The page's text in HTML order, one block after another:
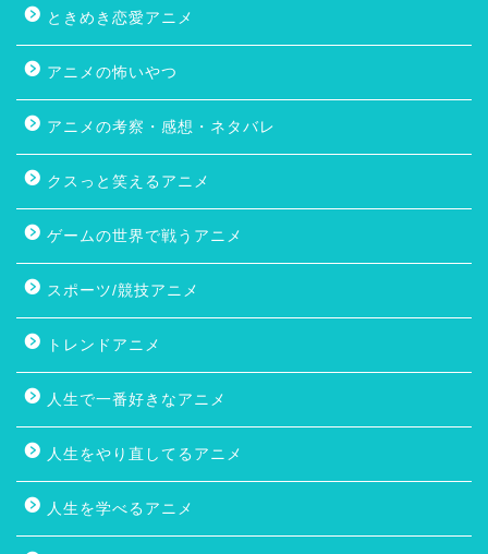
ときめき恋愛アニメ
アニメの怖いやつ
アニメの考察・感想・ネタバレ
クスっと笑えるアニメ
ゲームの世界で戦うアニメ
スポーツ/競技アニメ
トレンドアニメ
人生で一番好きなアニメ
人生をやり直してるアニメ
人生を学べるアニメ